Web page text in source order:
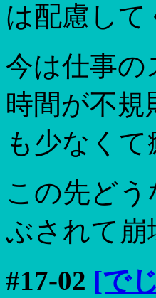
は配慮して
今は仕事
時間が不
も少なく
この先ど
ぶされて
#17-02 [で